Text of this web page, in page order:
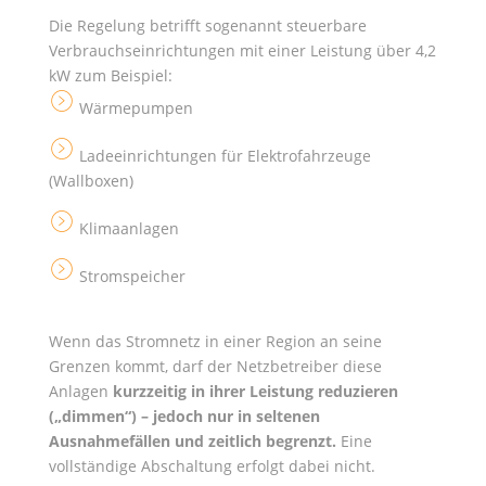
Die Regelung betrifft sogenannt steuerbare
Verbrauchseinrichtungen mit einer Leistung über 4,2
kW zum Beispiel:
r
o
w
ri
g
ht
rc
le
ic
o
n
Wärmepumpen
ar
r
o
w
ri
ht
ci
rc
le
ic
o
Ladeeinrichtungen für Elektrofahrzeuge
(Wallboxen)
r
ri
g
ht
ci
rc
Klimaanlagen
o
w
ri
g
ht
ci
Stromspeicher
Wenn das Stromnetz in einer Region an seine
Grenzen kommt, darf der Netzbetreiber diese
Anlagen kurzzeitig in ihrer Leistung reduzieren
(„dimmen“) – jedoch nur in seltenen
Ausnahmefällen und zeitlich begrenzt. Eine
vollständige Abschaltung erfolgt dabei nicht.